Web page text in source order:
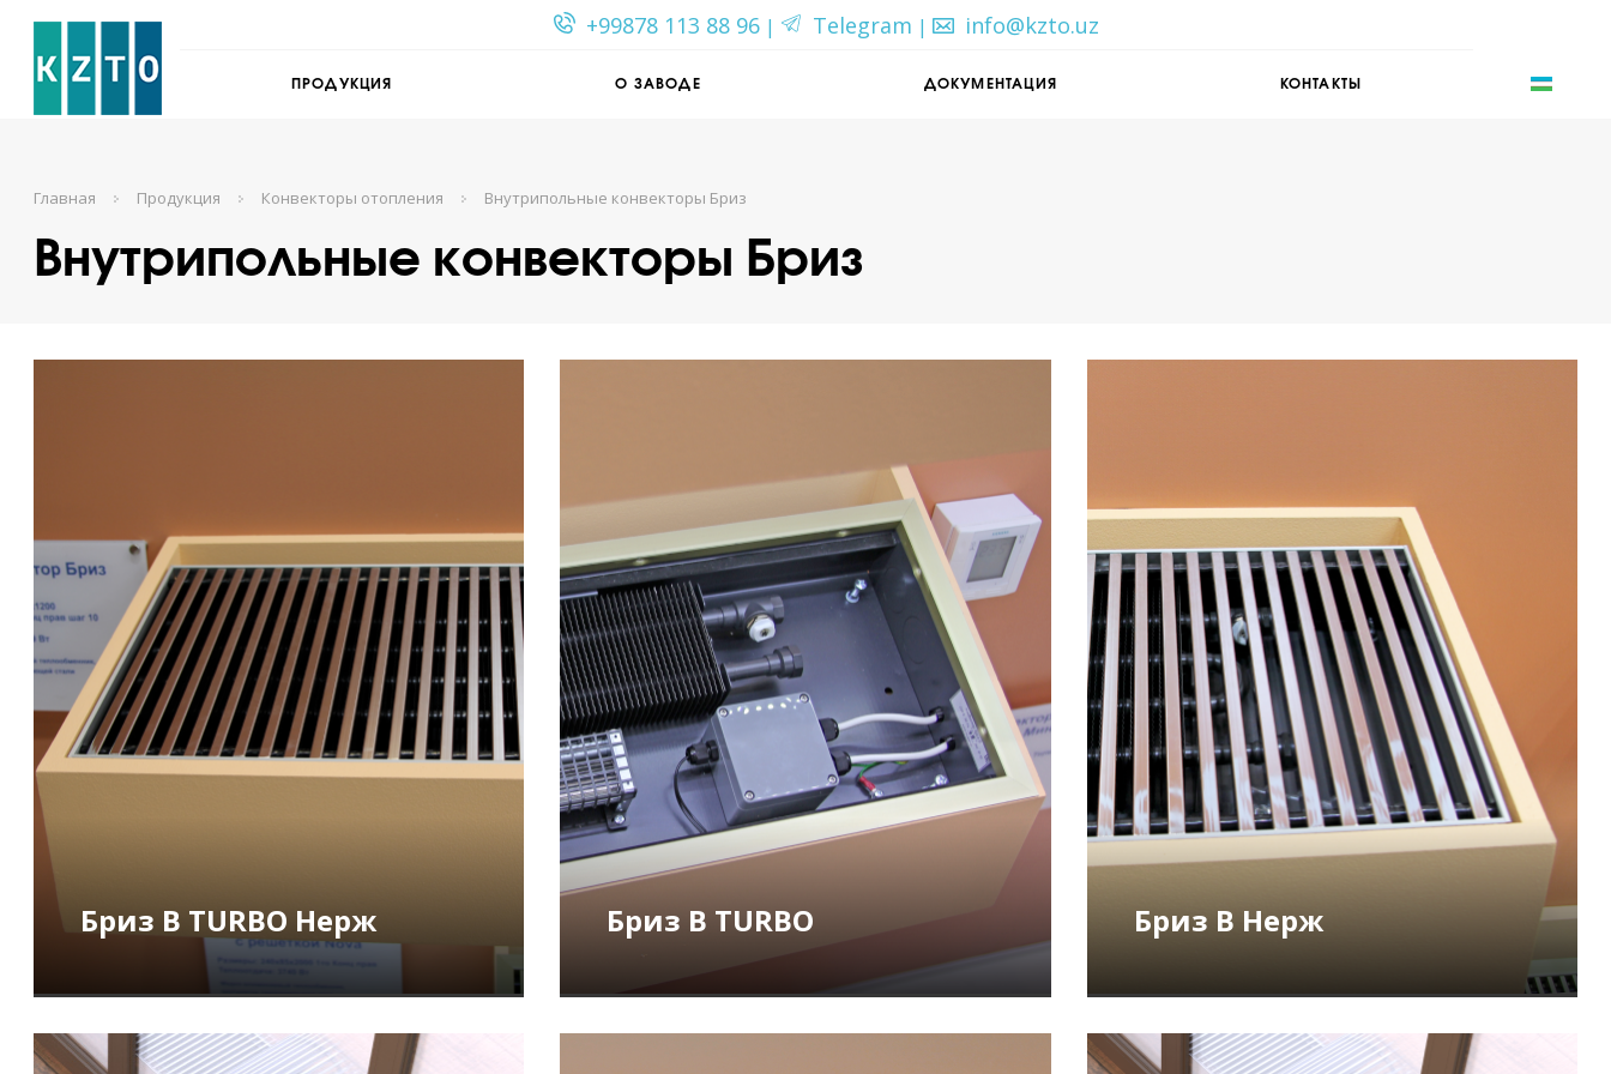
+99878 113 88 96 | Telegram | info@kzto.uz
ПРОДУКЦИЯ О ЗАВОДЕ ДОКУМЕНТАЦИЯ КОНТАКТЫ
Главная Продукция Конвекторы отопления Внутрипольные конвекторы Бриз
Внутрипольные конвекторы Бриз
Бриз В TURBO Нерж
ПОДРОБНЕЕ
Бриз В TURBO Бриз В Нерж
ПОДРОБНЕЕ